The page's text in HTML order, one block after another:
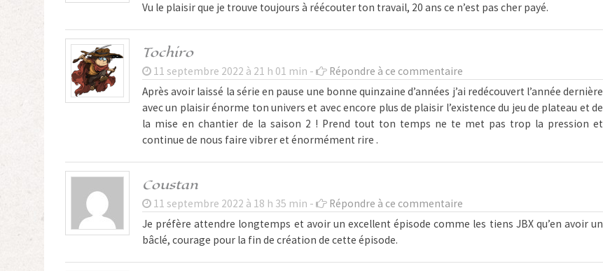
Vu le plaisir que je trouve toujours à réécouter ton travail, 20 ans ce n’est pas cher payé.
Tochiro
11 septembre 2022 à 21 h 01 min -
Répondre à ce commentaire
Après avoir laissé la série en pause une bonne quinzaine d’années j’ai redécouvert l’année dernière
avec un plaisir énorme ton univers et avec encore plus de plaisir l’existence du jeu de plateau et de
la mise en chantier de la saison 2 ! Prend tout ton temps ne te met pas trop la pression et
continue de nous faire vibrer et énormément rire .
Coustan
11 septembre 2022 à 18 h 35 min -
Répondre à ce commentaire
Je préfère attendre longtemps et avoir un excellent épisode comme les tiens JBX qu’en avoir un
bâclé, courage pour la fin de création de cette épisode.